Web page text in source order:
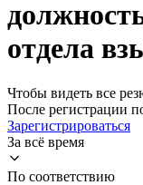
отдела
Чтобы видеть все
После регистрации
Зарегистрироваться
За всё время
По соответствию